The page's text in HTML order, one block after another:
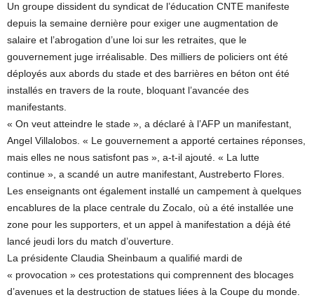
Un groupe dissident du syndicat de l’éducation CNTE manifeste
depuis la semaine dernière pour exiger une augmentation de
salaire et l’abrogation d’une loi sur les retraites, que le
gouvernement juge irréalisable. Des milliers de policiers ont été
déployés aux abords du stade et des barrières en béton ont été
installés en travers de la route, bloquant l’avancée des
manifestants.
« On veut atteindre le stade », a déclaré à l’AFP un manifestant,
Angel Villalobos. « Le gouvernement a apporté certaines réponses,
mais elles ne nous satisfont pas », a-t-il ajouté. « La lutte
continue », a scandé un autre manifestant, Austreberto Flores.
Les enseignants ont également installé un campement à quelques
encablures de la place centrale du Zocalo, où a été installée une
zone pour les supporters, et un appel à manifestation a déjà été
lancé jeudi lors du match d’ouverture.
La présidente Claudia Sheinbaum a qualifié mardi de
« provocation » ces protestations qui comprennent des blocages
d’avenues et la destruction de statues liées à la Coupe du monde.